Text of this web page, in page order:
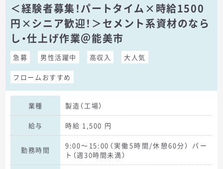
＜経験者募集！パートタイム×時給1500
円×シニア歓迎！＞セメント系資材のなら
し・仕上げ作業＠能美市
急募 男性活躍中 高収入 大人気
フロームおすすめ
業種 製造（工場）
給与 時給 1,500 円
勤務時間
9:00～15:00（実働5時間/休憩60分） パー
ト（週30時間未満）